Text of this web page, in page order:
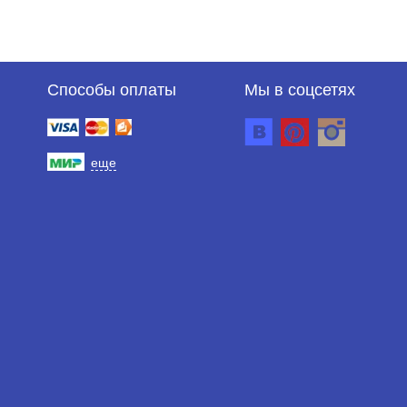
Способы оплаты
еще
Мы в соцсетях